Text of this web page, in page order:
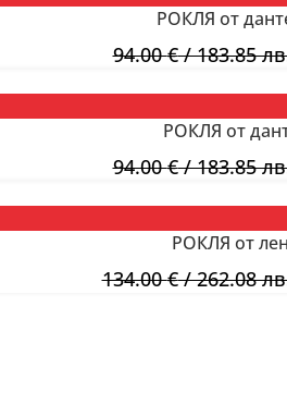
РОКЛЯ от
94.00€/ 183.85
РОКЛЯ от
94.00€/ 183.85
РОКЛЯ от
134.00€/ 262.08